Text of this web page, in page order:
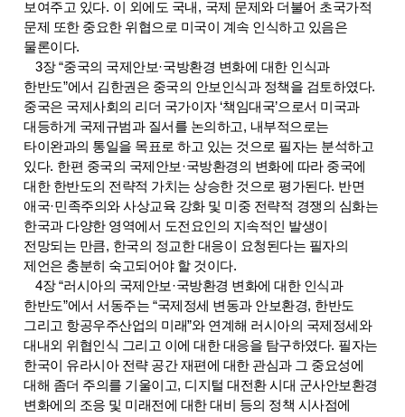
보여주고 있다. 이 외에도 국내 , 국제 문제와 더불어 초국가적
문제 또한 중요한 위협으로 미국이 계속 인식하고 있음은
물론이다.
3장“중국의 국제안보·국방환경 변화에 대한 인식과
한반도”에서 김한권은 중국의 안보인식과 정책을 검토하였다.
중국은 국제사회의 리더 국가이자 ‘책임대국’으로서 미국과
대등하게 국제규범과 질서를 논의하고, 내부적으로는
타이완과의 통일을 목표로 하고 있는 것으로 필자는 분석하고
있다. 한편 중국의 국제안보·국방환경의 변화에 따라 중국에
대한 한반도의 전략적 가치는 상승한 것으로 평가된다. 반면
애국·민족주의와 사상교육 강화 및 미중 전략적 경쟁의 심화는
한국과 다양한 영역에서 도전요인의 지속적인 발생이
전망되는 만큼, 한국의 정교한 대응이 요청된다는 필자의
제언은 충분히 숙고되어야 할 것이다.
4장“러시아의 국제안보·국방환경 변화에 대한 인식과
한반도”에서 서동주는 “국제정세 변동과 안보환경, 한반도
그리고 항공우주산업의 미래”와 연계해 러시아의 국제정세와
대내외 위협인식 그리고 이에 대한 대응을 탐구하였다. 필자는
한국이 유라시아 전략 공간 재편에 대한 관심과 그 중요성에
대해 좀더 주의를 기울이고, 디지털 대전환 시대 군사안보환경
변화에의 조응 및 미래전에 대한 대비 등의 정책 시사점에